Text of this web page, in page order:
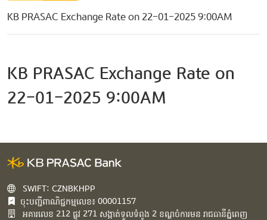
KB PRASAC Exchange Rate on 22-01-2025 9:00AM
KB PRASAC Exchange Rate on
22-01-2025 9:00AM
SWIFT: CZNBKHPP
ចុះបញ្ជីពាណិជ្ជកម្មលេខ៖ 00001157
អគារ​លេខ​ 212 ផ្លូវ 271 សង្កាត់ទួលទំពូង 2 ខណ្ឌចំការមន រាជធានីភ្នំពេញ